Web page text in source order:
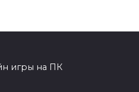
игры на ПК